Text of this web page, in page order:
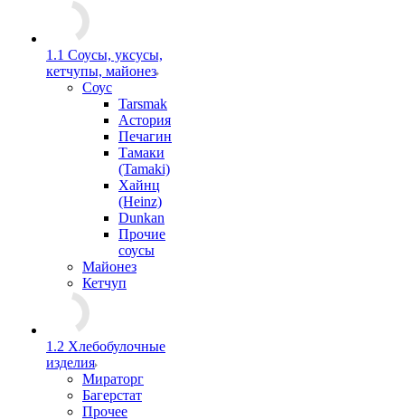
1.1 Соусы, уксусы,
кетчупы, майонез
Соус
Tarsmak
Астория
Печагин
Тамаки
(Tamaki)
Хайнц
(Heinz)
Dunkan
Прочие
соусы
Майонез
Кетчуп
1.2 Хлебобулочные
изделия
Мираторг
Багерстат
Прочее